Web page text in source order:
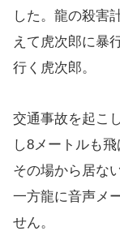
した。龍の殺害
えて虎次郎に暴
行く虎次郎。
交通事故を起こ
し8メートルも
その場から居な
一方龍に音声メ
せん。